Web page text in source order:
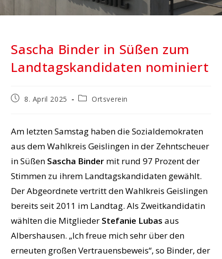
Sascha Binder in Süßen zum
Landtagskandidaten nominiert
Beitrag8. April 2025
Beitrags-
Ortsverein
Am letzten Samstag haben die Sozialdemokraten
aus dem Wahlkreis Geislingen in der Zehntscheuer
in Süßen Sascha Binder mit rund 97 Prozent der
Stimmen zu ihrem Landtagskandidaten gewählt.
Der Abgeordnete vertritt den Wahlkreis Geislingen
bereits seit 2011 im Landtag. Als Zweitkandidatin
wählten die Mitglieder Stefanie Lubasaus
Albershausen. „Ich freue mich sehr über den
erneuten großen Vertrauensbeweis“, so Binder, der